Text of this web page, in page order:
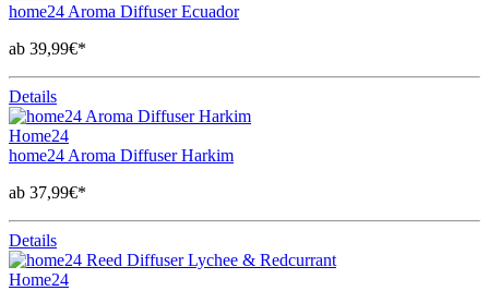
home24 Aroma Diffuser Ecuador
ab 39,99€*
Details
Home24
home24 Aroma Diffuser Harkim
ab 37,99€*
Details
Home24